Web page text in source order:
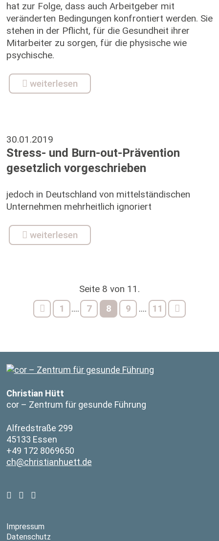
hat zur Folge, dass auch Arbeitgeber mit
veränderten Bedingungen konfrontiert werden. Sie
stehen in der Pflicht, für die Gesundheit ihrer
Mitarbeiter zu sorgen, für die physische wie
psychische.
weiterlesen
30.01.2019
Stress- und Burn-out-Prävention
gesetzlich vorgeschrieben
jedoch in Deutschland von mittelständischen
Unternehmen mehrheitlich ignoriert
weiterlesen
Seite 8 von 11.
1
.... 7 8 9 .... 11
Christian Hütt
cor – Zentrum für gesunde Führung
Alfredstraße 299
45133 Essen
+49 172 8069650
ch@christianhuett.de
Impressum
Datenschutz